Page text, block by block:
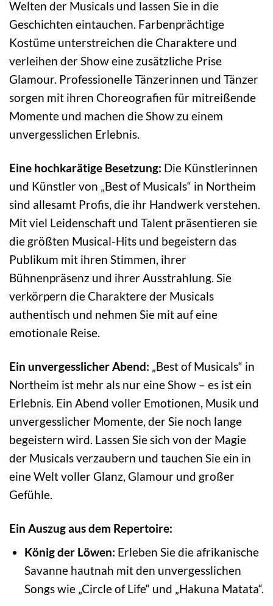
Welten der Musicals und lassen Sie in die
Geschichten eintauchen. Farbenprächtige
Kostüme unterstreichen die Charaktere und
verleihen der Show eine zusätzliche Prise
Glamour. Professionelle Tänzerinnen und Tänzer
sorgen mit ihren Choreografien für mitreißende
Momente und machen die Show zu einem
unvergesslichen Erlebnis.
Eine hochkarätige Besetzung: Die Künstlerinnen
und Künstler von „Best of Musicals“ in Northeim
sind allesamt Profis, die ihr Handwerk verstehen.
Mit viel Leidenschaft und Talent präsentieren sie
die größten Musical-Hits und begeistern das
Publikum mit ihren Stimmen, ihrer
Bühnenpräsenz und ihrer Ausstrahlung. Sie
verkörpern die Charaktere der Musicals
authentisch und nehmen Sie mit auf eine
emotionale Reise.
Ein unvergesslicher Abend: „Best of Musicals“ in
Northeim ist mehr als nur eine Show – es ist ein
Erlebnis. Ein Abend voller Emotionen, Musik und
unvergesslicher Momente, der Sie noch lange
begeistern wird. Lassen Sie sich von der Magie
der Musicals verzaubern und tauchen Sie ein in
eine Welt voller Glanz, Glamour und großer
Gefühle.
Ein Auszug aus dem Repertoire:
König der Löwen: Erleben Sie die afrikanische
Savanne hautnah mit den unvergesslichen
Songs wie „Circle of Life“ und „Hakuna Matata“.